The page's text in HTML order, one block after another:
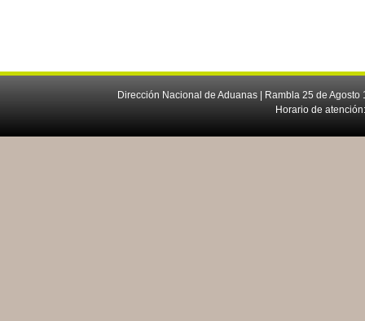
Dirección Nacional de Aduanas | Rambla 25 de
Horario de